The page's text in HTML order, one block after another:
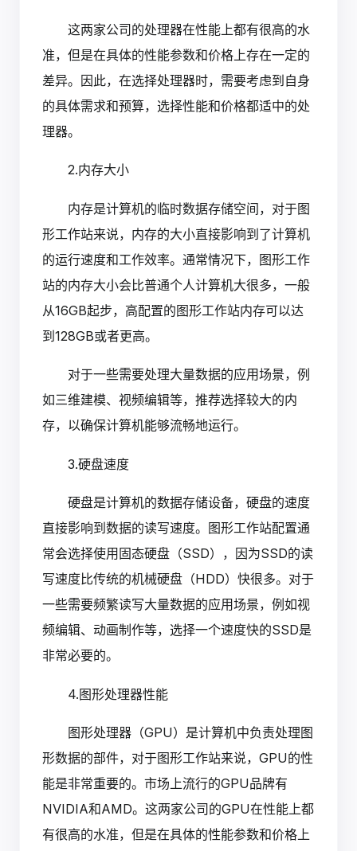
这两家公司的处理器在性能上都有很高的水
准，但是在具体的性能参数和价格上存在一定的
差异。因此，在选择处理器时，需要考虑到自身
的具体需求和预算，选择性能和价格都适中的处
理器。
2.内存大小
内存是计算机的临时数据存储空间，对于图
形工作站来说，内存的大小直接影响到了计算机
的运行速度和工作效率。通常情况下，图形工作
站的内存大小会比普通个人计算机大很多，一般
从16GB起步，高配置的图形工作站内存可以达
到128GB或者更高。
对于一些需要处理大量数据的应用场景，例
如三维建模、视频编辑等，推荐选择较大的内
存，以确保计算机能够流畅地运行。
3.硬盘速度
硬盘是计算机的数据存储设备，硬盘的速度
直接影响到数据的读写速度。图形工作站配置通
常会选择使用固态硬盘（SSD），因为SSD的读
写速度比传统的机械硬盘（HDD）快很多。对于
一些需要频繁读写大量数据的应用场景，例如视
频编辑、动画制作等，选择一个速度快的SSD是
非常必要的。
4.图形处理器性能
图形处理器（GPU）是计算机中负责处理图
形数据的部件，对于图形工作站来说，GPU的性
能是非常重要的。市场上流行的GPU品牌有
NVIDIA和AMD。这两家公司的GPU在性能上都
有很高的水准，但是在具体的性能参数和价格上